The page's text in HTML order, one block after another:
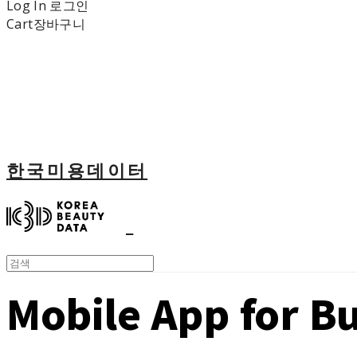
Log In 로그인
Cart장바구니
한국미용데이터
Mobile App for